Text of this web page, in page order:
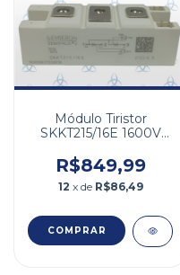
Módulo Tiristor
SKKT215/16E 1600V
R$849,99
12 x de R$86,49